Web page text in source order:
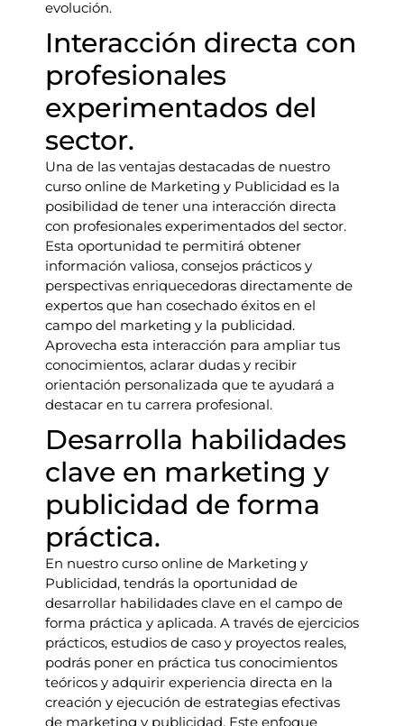
evolución.
Interacción directa con
profesionales
experimentados del
sector.
Una de las ventajas destacadas de nuestro
curso online de Marketing y Publicidad es la
posibilidad de tener una interacción directa
con profesionales experimentados del sector.
Esta oportunidad te permitirá obtener
información valiosa, consejos prácticos y
perspectivas enriquecedoras directamente de
expertos que han cosechado éxitos en el
campo del marketing y la publicidad.
Aprovecha esta interacción para ampliar tus
conocimientos, aclarar dudas y recibir
orientación personalizada que te ayudará a
destacar en tu carrera profesional.
Desarrolla habilidades
clave en marketing y
publicidad de forma
práctica.
En nuestro curso online de Marketing y
Publicidad, tendrás la oportunidad de
desarrollar habilidades clave en el campo de
forma práctica y aplicada. A través de ejercicios
prácticos, estudios de caso y proyectos reales,
podrás poner en práctica tus conocimientos
teóricos y adquirir experiencia directa en la
creación y ejecución de estrategias efectivas
de marketing y publicidad. Este enfoque